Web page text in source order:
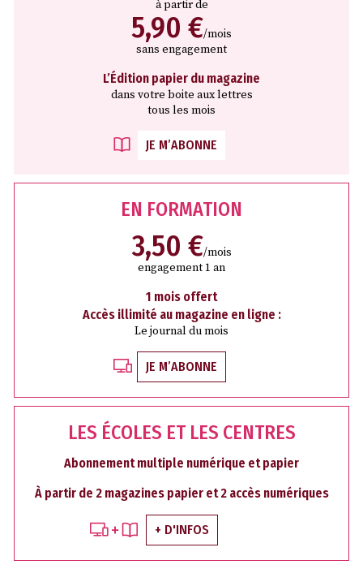
à partir de
5,90 €/mois
sans engagement
L’Édition papier du magazine
dans votre boite aux lettres
tous les mois
JE M’ABONNE
EN FORMATION
3,50 €/mois
engagement 1 an
1 mois offert
Accès illimité au magazine en ligne :
Le journal du mois
JE M’ABONNE
LES ÉCOLES ET LES CENTRES
Abonnement multiple numérique et papier
À partir de 2 magazines papier et 2 accès numériques
+ D'INFOS